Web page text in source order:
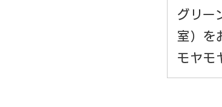
グリー
室）を
モヤモ